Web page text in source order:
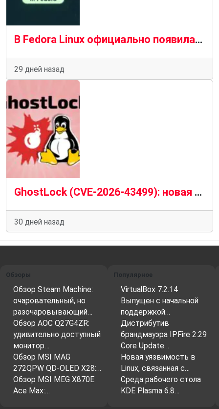
В Fedora Linux официально появилась версия ядра Linux 7.1
29 дней назад
GhostLock (CVE-2026-43499): новая опасная уязвимость ядра Linux и риск локального получения root-доступа
30 дней назад
Обзоры
Обзор Steam Machine:
очаровательный, но
разочаровывающий…
Обзор AOC Q27G4ZR:
удивительно доступный
монитор…
Обзор MSI MAG
272QPW QD-OLED X28:…
Обзор MSI MEG X870E
Ace Max:…
Популярное
VirtualBox 7.2.14
Выпущен с начальной
поддержкой…
Дистрибутив
брандмауэра IPFire 2.29
Core Update…
Новая уязвимость в
Linux, связанная с…
Среда рабочего стола
KDE Plasma 6.8…